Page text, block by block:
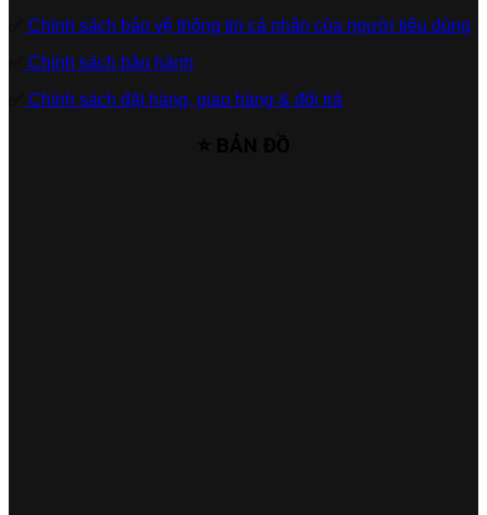
Chính sách bảo vệ thông tin cá nhân của người tiêu dùng
Chính sách bảo hành
Chính sách đặt hàng, giao hàng & đổi trả